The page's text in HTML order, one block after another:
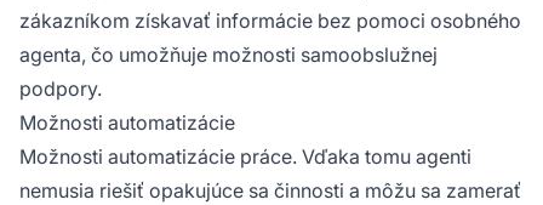
zákazníkom získavať informácie bez pomoci osobného
agenta, čo umožňuje možnosti samoobslužnej
podpory.
Možnosti automatizácie
Možnosti automatizácie práce. Vďaka tomu agenti
nemusia riešiť opakujúce sa činnosti a môžu sa zamerať